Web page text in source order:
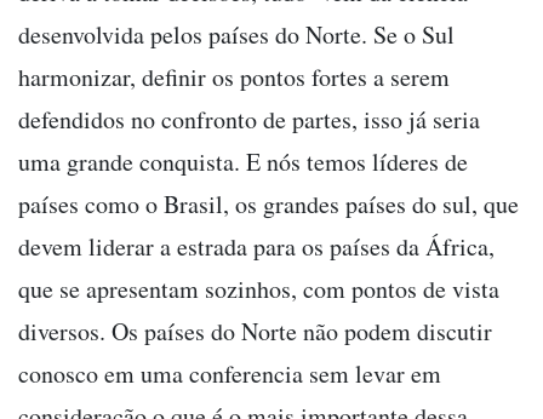
desenvolvida pelos países do Norte. Se o Sul
harmonizar, definir os pontos fortes a serem
defendidos no confronto de partes, isso já seria
uma grande conquista. E nós temos líderes de
países como o Brasil, os grandes países do sul, que
devem liderar a estrada para os países da África,
que se apresentam sozinhos, com pontos de vista
diversos. Os países do Norte não podem discutir
conosco em uma conferencia sem levar em